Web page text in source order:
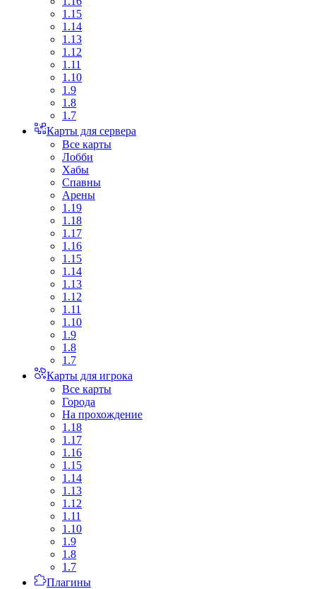
1.15
1.14
1.13
1.12
1.11
1.10
1.9
1.8
1.7
Карты для сервера
Все карты
Лобби
Хабы
Спавны
Арены
1.19
1.18
1.17
1.16
1.15
1.14
1.13
1.12
1.11
1.10
1.9
1.8
1.7
Карты для игрока
Все карты
Города
На прохождение
1.18
1.17
1.16
1.15
1.14
1.13
1.12
1.11
1.10
1.9
1.8
1.7
Плагины